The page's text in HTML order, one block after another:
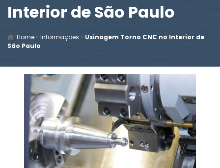
Interior de São Paulo
Home » Informações » Usinagem Torno CNC no Interior de
São Paulo